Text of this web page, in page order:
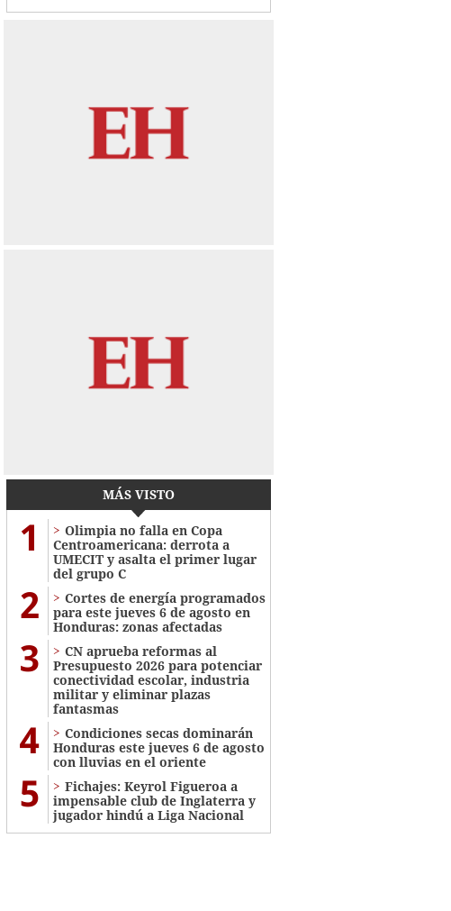
MÁS VISTO
1
Olimpia no falla en Copa
Centroamericana: derrota a
UMECIT y asalta el primer lugar
del grupo C
2
Cortes de energía programados
para este jueves 6 de agosto en
Honduras: zonas afectadas
3
CN aprueba reformas al
Presupuesto 2026 para potenciar
conectividad escolar, industria
militar y eliminar plazas
fantasmas
4
Condiciones secas dominarán
Honduras este jueves 6 de agosto
con lluvias en el oriente
5
Fichajes: Keyrol Figueroa a
impensable club de Inglaterra y
jugador hindú a Liga Nacional